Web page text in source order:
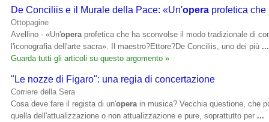
De Conciliis e il Murale della Pace: «Un'opera profetica che
Ottopagine
Avellino - «Un'opera profetica che ha sconvolse il modo tradizionale di
l'iconografia dell'arte sacra». Il maestro?Ettore?De Conciliis, uno dei più ...
Guarda tutti gli articoli su questo argomento »
"Le nozze di Figaro": una regia di concertazione
Corriere della Sera
Cosa deve fare il regista di un'opera in musica? Vecchia questione, che
quella dell'attualizzazione o non attualizzazione e pure, soprattutto per ...